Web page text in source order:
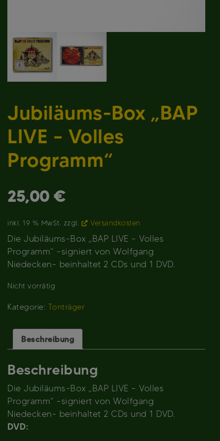
Jubiläums-Box „BAP
LIVE – Volles
Programm“
25,00 €
inkl. 19 % MwSt. zzgl. Versandkosten
Die Jubiläums-Box „BAP LIVE – Volles
Programm“ -signiert von Wolfgang
Niedecken- beinhaltet 2 CDs und 1 DVD.
Nicht vorrätig
Kategorie: Tonträger
Beschreibung
Beschreibung
Die Jubiläums-Box „BAP LIVE – Volles
Programm“ -signiert von Wolfgang
Niedecken- beinhaltet 2 CDs und 1 DVD.
DVD: